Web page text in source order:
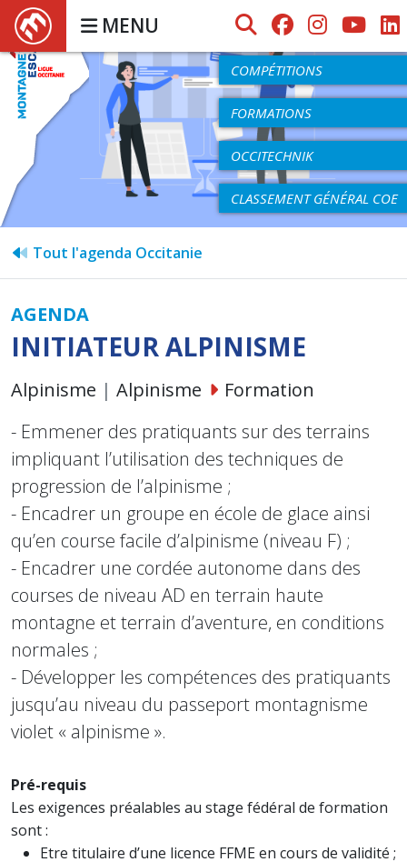
MENU AGENDA
COMPÉTITIONS
FORMATIONS
OCCITECHNIK
CLASSEMENT GÉNÉRAL COE
Tout l'agenda Occitanie
AGENDA
INITIATEUR ALPINISME
Alpinisme | Alpinisme
Formation
- Emmener des pratiquants sur des terrains
impliquant l’utilisation des techniques de
progression de l’alpinisme ;
- Encadrer un groupe en école de glace ainsi
qu’en course facile d’alpinisme (niveau F) ;
- Encadrer une cordée autonome dans des
courses de niveau AD en terrain haute
montagne et terrain d’aventure, en conditions
normales ;
- Développer les compétences des pratiquants
jusqu’au niveau du passeport montagnisme
violet « alpinisme ».
Pré-requis
Les exigences préalables au stage fédéral de formation
sont :
Etre titulaire d’une licence FFME en cours de validité ;